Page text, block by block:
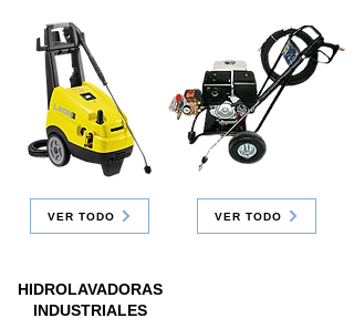
VER TODO VER TODO
HIDROLAVADORAS
INDUSTRIALES